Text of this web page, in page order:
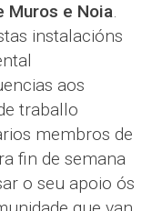
Muros e Noia.
instalacións
aos
traballo
membros de
fin de semana
o seu apoio ós